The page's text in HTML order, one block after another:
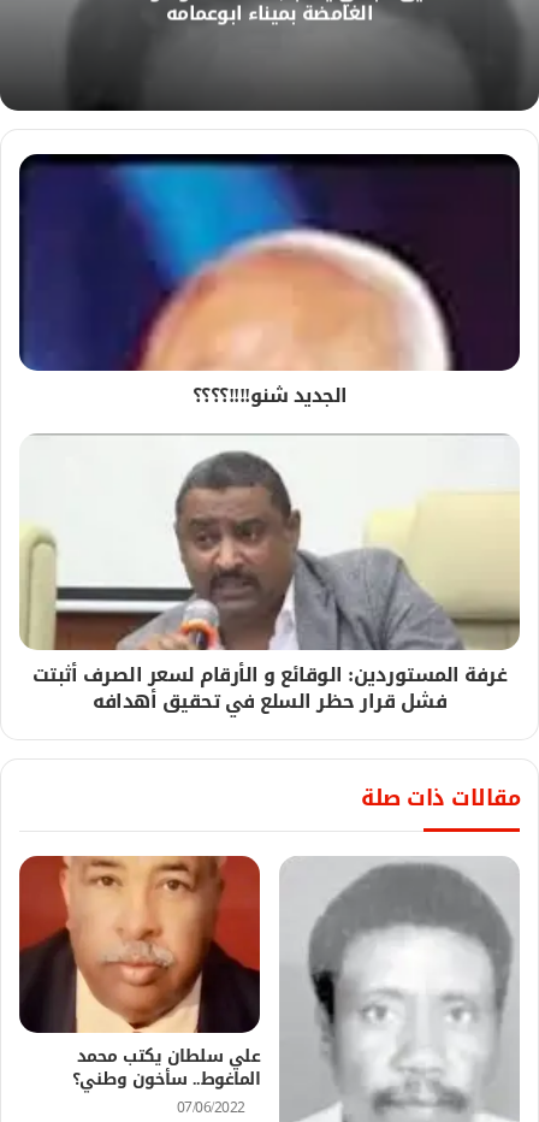
ب
الغامضة بميناء ابوعمامه
الجديد شنو!!!!؟؟؟؟
غرفة المستوردين: الوقائع و الأرقام لسعر الصرف أثبتت
فشل قرار حظر السلع في تحقيق أهدافه
مقالات ذات صلة
علي سلطان يكتب محمد
الماغوط.. سأخون وطني؟
07/06/2022